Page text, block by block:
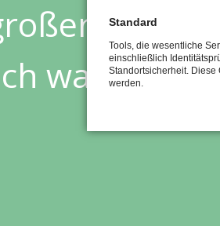
was
Standard
Tools, die wesentliche
einschließlich
Standortsicherheit.
werden.